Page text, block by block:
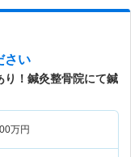
さい
り！鍼灸整骨院にて鍼
万円